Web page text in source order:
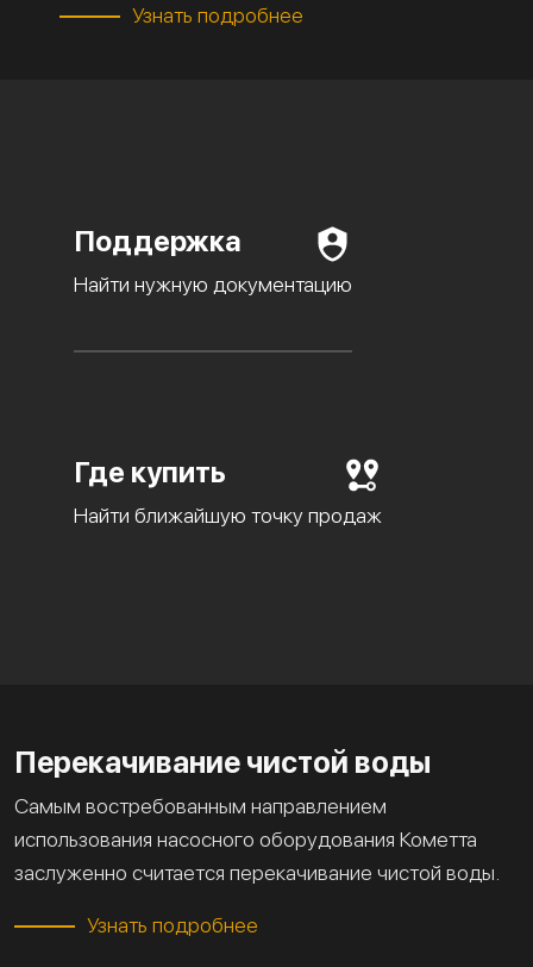
Узнать подробнее
Поддержка
Найти нужную документацию
Где купить
Найти ближайшую точку продаж
Перекачивание чистой воды
Самым востребованным направлением
использования насосного оборудования Кометта
заслуженно считается перекачивание чистой воды.
Узнать подробнее